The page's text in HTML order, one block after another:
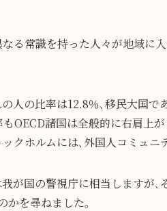
る常識を持った人々が地域に
人の比率は12.8％､移民大国で
OECD諸国は全般的に右肩上
クホルムには､外国人コミュニ
が国の警視庁に相当しますが､
かを尋ねました｡